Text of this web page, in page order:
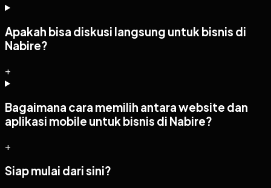
Apakah bisa diskusi langsung untuk bisnis di
Nabire?
+
Bagaimana cara memilih antara website dan
aplikasi mobile untuk bisnis di Nabire?
+
Siap mulai dari sini?